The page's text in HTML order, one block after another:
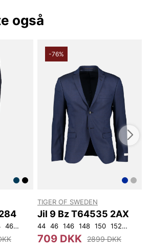
også
46 48 50 52 54 56 92 104
-76%
TIGER OF SWEDEN
Jil 9 Bz T64535 2AX
44 46 146 148 150 152 92
709 DKK 2899 DKK